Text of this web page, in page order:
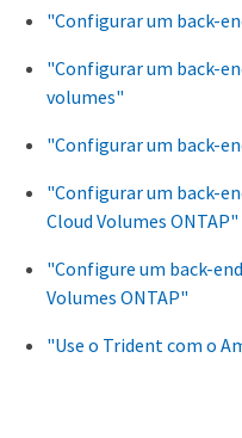
"Configurar um back-
"Configurar um back-
volumes"
"Configurar um back-
"Configurar um back-
Cloud Volumes ONTAP"
"Configure um back-
Volumes ONTAP"
"Use o Trident com o